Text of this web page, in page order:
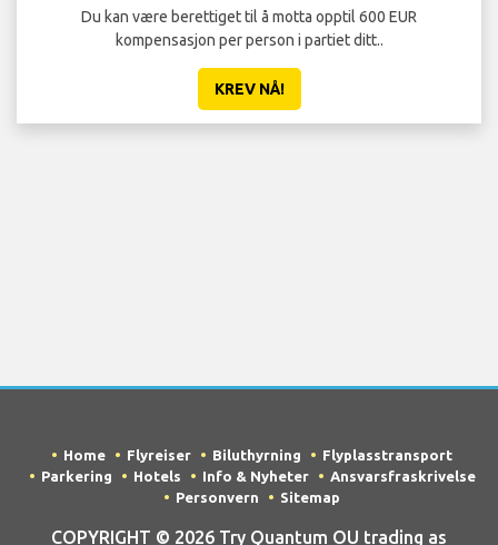
Du kan være berettiget til å motta opptil 600 EUR
kompensasjon per person i partiet ditt..
KREV NÅ!
Home Flyreiser Biluthyrning
Flyplasstransport
Parkering
Hotels Info & Nyheter
Ansvarsfraskrivelse
Personvern
Sitemap
COPYRIGHT © 2026 Try Quantum OU trading as